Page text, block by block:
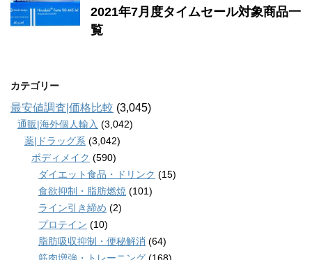
2021年7月度タイムセール対象商品一
覧
カテゴリー
最安値調査|価格比較 (3,045)
通販|海外個人輸入 (3,042)
薬|ドラッグ系 (3,042)
ボディメイク (590)
ダイエット食品・ドリンク (15)
食欲抑制・脂肪燃焼 (101)
ライン引き締め (2)
プロテイン (10)
脂肪吸収抑制・便秘解消 (64)